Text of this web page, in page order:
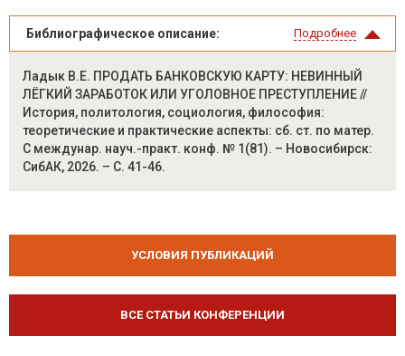
Библиографическое описание: Подробнее
Ладык В.Е. ПРОДАТЬ БАНКОВСКУЮ КАРТУ: НЕВИННЫЙ
ЛЁГКИЙ ЗАРАБОТОК ИЛИ УГОЛОВНОЕ ПРЕСТУПЛЕНИЕ //
История, политология, социология, философия:
теоретические и практические аспекты: сб. ст. по матер.
C междунар. науч.-практ. конф. № 1(81). – Новосибирск:
СибАК, 2026. – С. 41-46.
УСЛОВИЯ ПУБЛИКАЦИЙ
ВСЕ СТАТЬИ КОНФЕРЕНЦИИ